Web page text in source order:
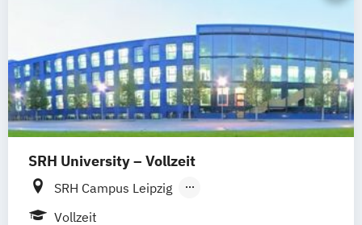
SRH University – Vollzeit
SRH Campus Leipzig
SRH Campus Heidelberg
Vollzeit